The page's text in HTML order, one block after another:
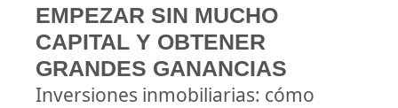
EMPEZAR SIN MUCHO
CAPITAL Y OBTENER
GRANDES GANANCIAS
Inversiones inmobiliarias: cómo